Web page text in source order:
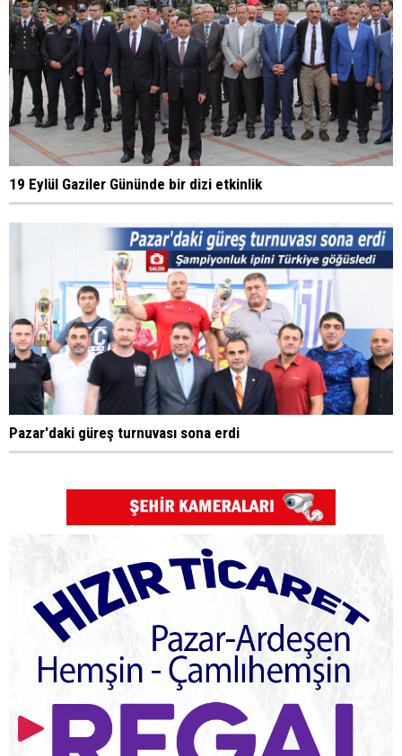
19 Eylül Gaziler Gününde bir dizi etkinlik
Pazar'daki güreş turnuvası sona erdi